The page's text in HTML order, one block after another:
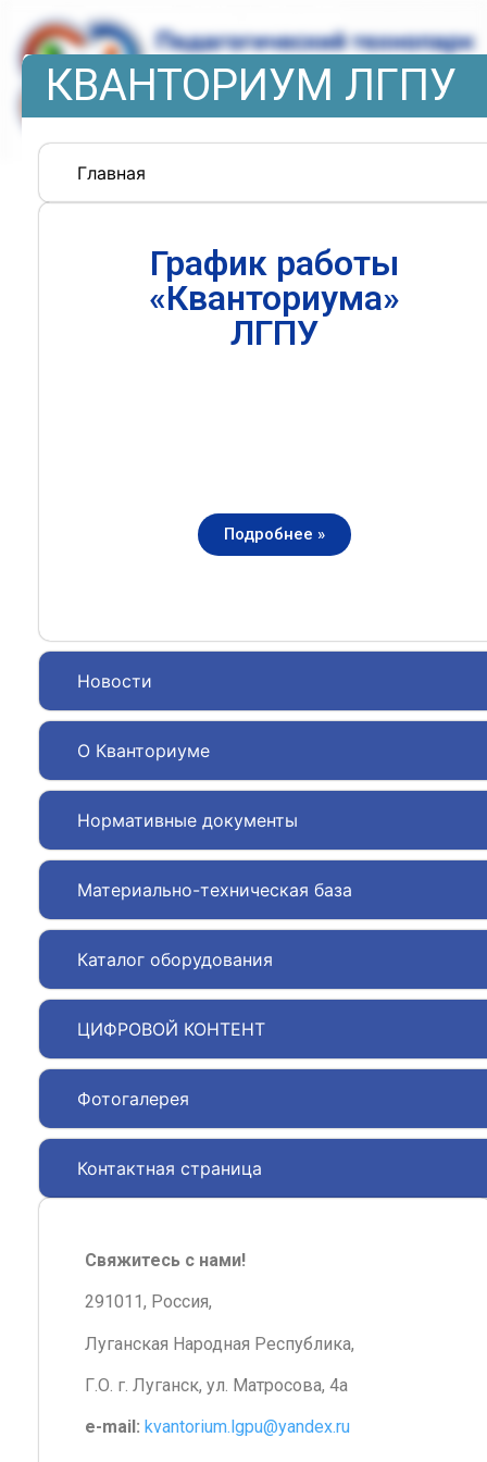
КВАНТОРИУМ ЛГПУ
Главная
Новости
О Кванториуме
Нормативные документы
Материально-техническая база
Каталог оборудования
ЦИФРОВОЙ КОНТЕНТ
Фотогалерея
Контактная страница
График работы
«Кванториума»
ЛГПУ
Подробнее »
Свяжитесь с нами!
291011, Россия,
Луганская Народная Республика,
Г.О. г. Луганск, ул. Матросова, 4а
e-mail: kvantorium.lgpu@yandex.ru